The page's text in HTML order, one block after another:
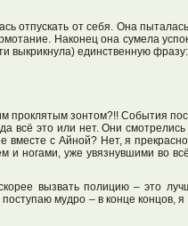
отпускать от себя. Она
Наконец она сумела
выкрикнула) единственную фразу:
проклятым зонтом?!! События
всё это или нет. Они смотрелись
вместе с Айной? Нет, я
и ногами, уже увязнувшими во
вызвать полицию – это
мудро – в конце концов,